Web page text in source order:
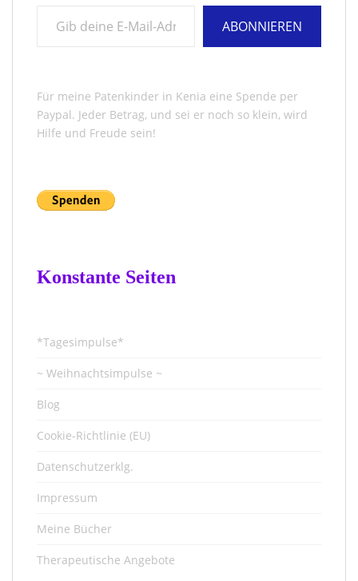
ABONNIEREN
Für meine Patenkinder in Kenia eine Spende per
Paypal. Jeder Betrag, und sei er noch so klein, wird
Hilfe und Freude sein!
Konstante Seiten
*Tagesimpulse*
~ Weihnachtsimpulse ~
Blog
Cookie-Richtlinie (EU)
Datenschutzerklg.
Impressum
Meine Bücher
Therapeutische Angebote